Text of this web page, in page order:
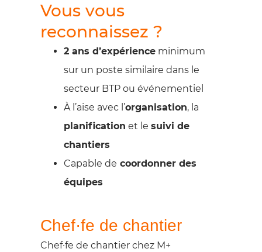
Vous vous
reconnaissez ?
2 ans d’expérience minimum
sur un poste similaire dans le
secteur BTP ou événementiel
À l’aise avec l’organisation, la
planification et le suivi de
chantiers
Capable de coordonner des
équipes
Chef·fe de chantier
Chef·fe de chantier chez M+